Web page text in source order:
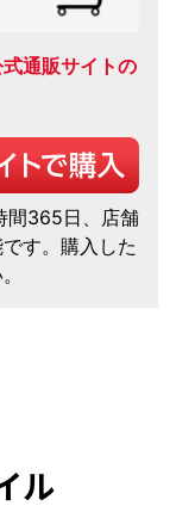
通販サイトの
間365日、店舗
す。購入した
ル